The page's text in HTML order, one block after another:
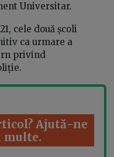
Universitar.
cele două școli
ca urmare a
privind
Ajută-ne
multe.